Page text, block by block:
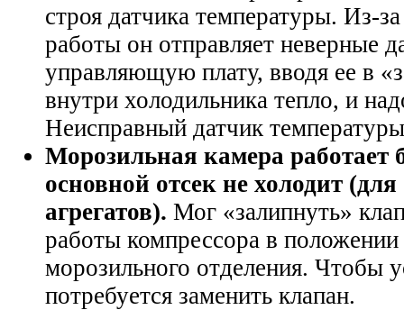
строя датчика температуры. Из-
работы он отправляет неверные
управляющую плату, вводя ее в
внутри холодильника тепло, и
Неисправный датчик
Морозильная камера работает
основной отсек не холодит
агрегатов). Мог «залипнуть»
работы компрессора в
морозильного отделения. Чтобы
потребуется заменить клапан.